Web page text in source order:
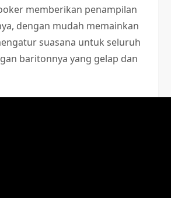
memberikan penampilan
dengan mudah memainkan
suasana untuk seluruh
baritonnya yang gelap dan